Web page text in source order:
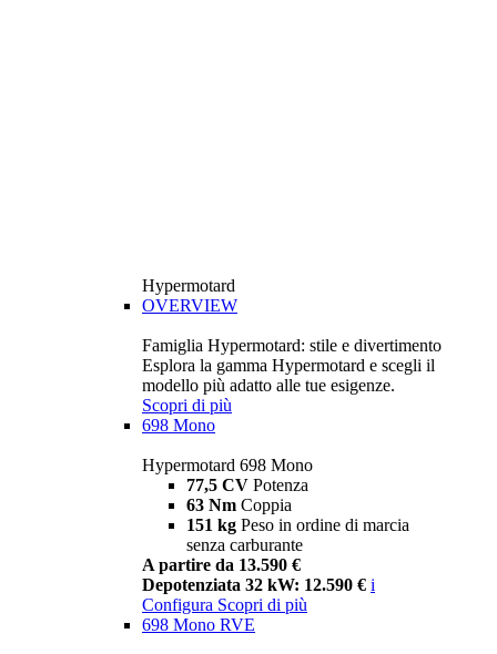
Hypermotard
OVERVIEW
Famiglia Hypermotard: stile e divertimento
Esplora la gamma Hypermotard e scegli il
modello più adatto alle tue esigenze.
Scopri di più
698 Mono
Hypermotard 698 Mono
77,5 CV Potenza
63 Nm Coppia
151 kg Peso in ordine di marcia
senza carburante
A partire da 13.590 €
Depotenziata 32 kW: 12.590 € i
Configura Scopri di più
698 Mono RVE